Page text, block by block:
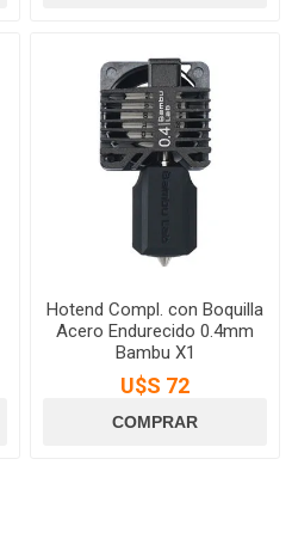
Hotend Compl. con Boquilla
Acero Endurecido 0.4mm
Bambu X1
U$S 72